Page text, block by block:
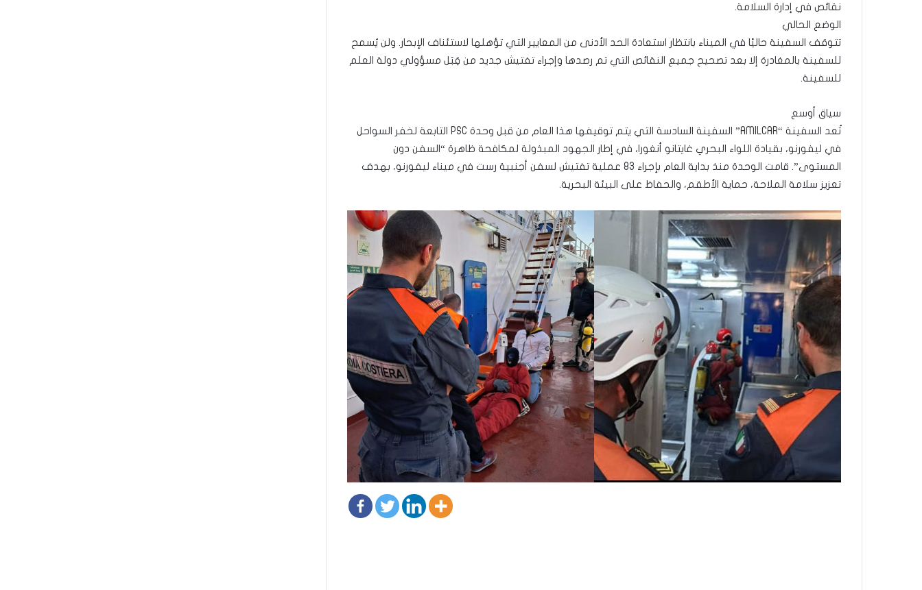
نقائص في إدارة السلامة.
الوضع الحالي
تتوقف السفينة حاليًا في الميناء بانتظار استعادة الحد الأدنى من المعايير التي تؤهلها لاستئناف الإبحار. ولن يُسمح
للسفينة بالمغادرة إلا بعد تصحيح جميع النقائص التي تم رصدها وإجراء تفتيش جديد من قِبَل مسؤولي دولة العلم
للسفينة.
سياق أوسع
تُعد السفينة “AMILCAR” السفينة السادسة التي يتم توقيفها هذا العام من قبل وحدة PSC التابعة لخفر السواحل
في ليفورنو، بقيادة اللواء البحري غايتانو أنغورا، في إطار الجهود المبذولة لمكافحة ظاهرة “السفن دون
المستوى”. قامت الوحدة منذ بداية العام بإجراء 83 عملية تفتيش لسفن أجنبية رست في ميناء ليفورنو، بهدف
تعزيز سلامة الملاحة، حماية الأطقم، والحفاظ على البيئة البحرية.